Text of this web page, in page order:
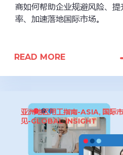
商如何帮助企业规避风险、提
率、加速落地国际市场。
READ MORE
亚洲地区用工指南-ASIA, 国际
见-GLOBAL INSIGHT